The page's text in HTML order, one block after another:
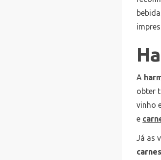
A
obter
vinho
e
Já as